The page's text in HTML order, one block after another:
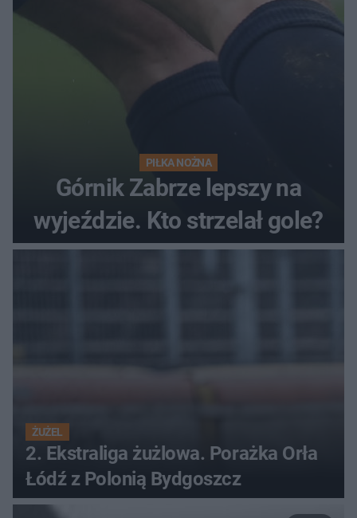
PIŁKA NOŻNA
Górnik Zabrze lepszy na
wyjeździe. Kto strzelał gole?
ŻUŻEL
2. Ekstraliga żużlowa. Porażka Orła
Łódź z Polonią Bydgoszcz